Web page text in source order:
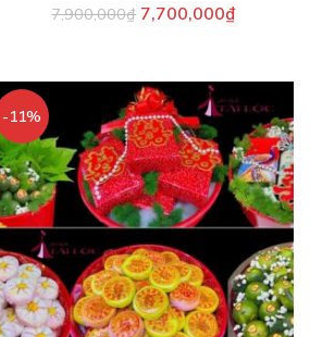
7,900,000₫ 7,700,000₫
-11%